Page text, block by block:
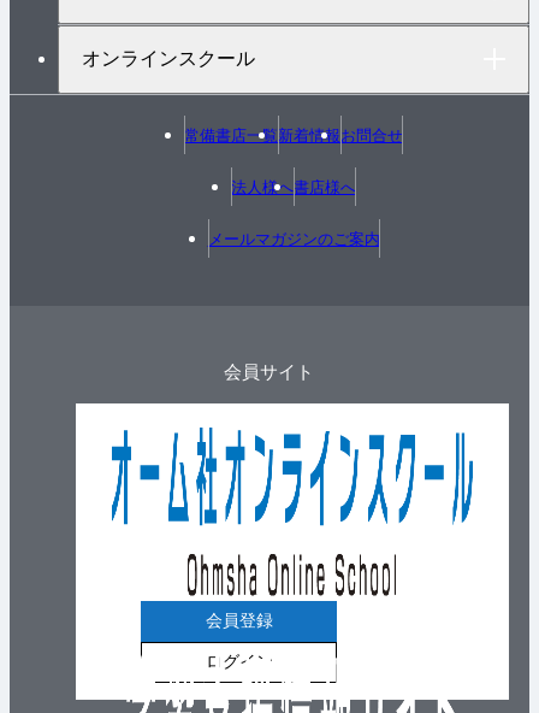
オンラインスクール
常備書店一覧新着情報お問合せ
法人様へ書店様へ
メールマガジンのご案内
会員サイト
会員登録
ログイン